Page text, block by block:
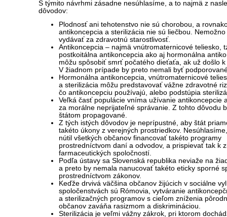
S týmito návrhmi zásadne nesúhlasíme, a to najmä z
dôvodov:
Plodnosť ani tehotenstvo nie sú chorobou, a
antikoncepcia a sterilizácia nie sú liečbou.
vydávať za zdravotnú starostlivosť.
Antikoncepcia – najmä vnútromaternicové teliesko,
postkoitálna antikoncepcia ako aj hormonálna
môžu spôsobiť smrť počatého dieťaťa, ak už došlo k
V žiadnom prípade by preto nemali byť
Hormonálna antikoncepcia, vnútromaternicové
a sterilizácia môžu predstavovať vážne zdravotné
čo antikoncepciu používajú, alebo podstúpia
Veľká časť populácie vníma užívanie antikoncepcie
za morálne neprijateľné správanie. Z tohto dôvodu
štátom propagované.
Z tých istých dôvodov je neprípustné, aby štát
takéto úkony z verejných prostriedkov.
nútil všetkých občanov financovať takéto programy
prostredníctvom daní a odvodov, a prispievať tak k
farmaceutických spoločností.
Podľa ústavy sa Slovenská republika neviaže na
a preto by nemala nanucovať takéto eticky sporné
prostredníctvom zákonov.
Keďže drvivá väčšina občanov žijúcich v sociálne
spoločenstvách sú Rómovia, vytváranie
a sterilizačných programov s cieľom zníženia
občanov zaváňa rasizmom a diskrimináciou.
Sterilizácia je veľmi vážny zákrok, pri ktorom